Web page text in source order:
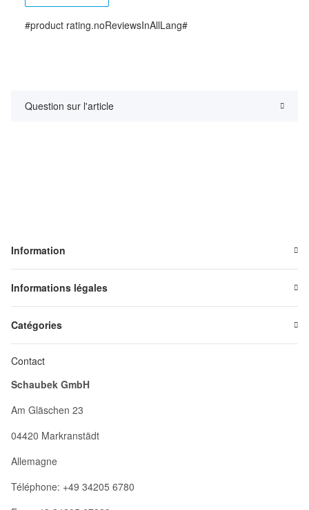
#product rating.noReviewsInAllLang#
Question sur l'article
Information
Informations légales
Catégories
Contact
Schaubek GmbH
Am Gläschen 23
04420 Markranstädt
Allemagne
Téléphone: +49 34205 6780